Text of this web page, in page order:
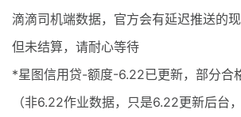
滴滴司机端数据，官方会有延迟推送的
但未结算，请耐心等待
*星图信用贷-额度-6.22已更新，部分合
（非6.22作业数据，只是6.22更新后台